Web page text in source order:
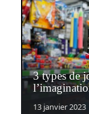
3 types de
13 janvier 2023